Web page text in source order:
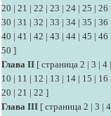
20 | 21 | 22 | 23 | 24 | 25 | 26
30 | 31 | 32 | 33 | 34 | 35 | 36
40 | 41 | 42 | 43 | 44 | 45 | 46
50 ]
Глава II [ страница 2 | 3 | 4 |
10 | 11 | 12 | 13 | 14 | 15 | 16
20 | 21 | 22 ]
Глава III [ страница 2 | 3 | 4